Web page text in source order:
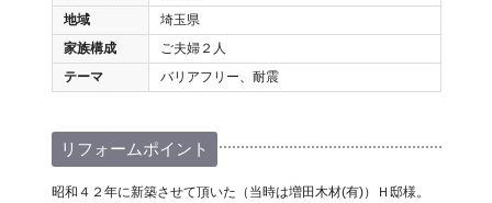
地域
埼玉県
家族構成
ご夫婦２人
テーマ
バリアフリー、耐震
リフォームポイント
昭和４２年に新築させて頂いた（当時は増田木材(有)）Ｈ邸様。